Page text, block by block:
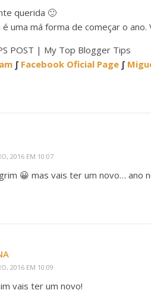
querida 🙂
é uma má forma de começar o
POST | My Top Blogger Tips
∫ Facebook Oficial Page ∫
2016 EM 10:07
😀 mas vais ter um novo… ano
2016 EM 10:09
vais ter um novo!